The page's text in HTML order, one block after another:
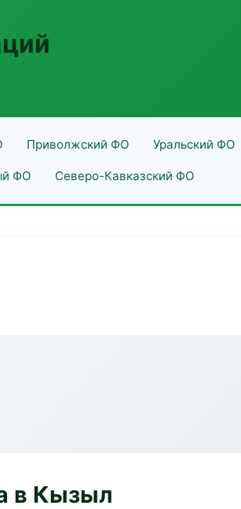
Приволжский ФО Уральский ФО
ФО Северо-Кавказский ФО
в Кызыл